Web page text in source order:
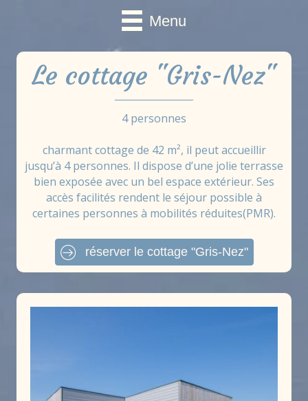
Menu
Le cottage "Gris-Nez"
4 personnes
charmant cottage de 42 m², il peut accueillir
jusqu’à 4 personnes. Il dispose d’une jolie terrasse
bien exposée avec un bel espace extérieur. Ses
accès facilités rendent le séjour possible à
certaines personnes à mobilités réduites(PMR).
réserver le cottage "Gris-Nez"